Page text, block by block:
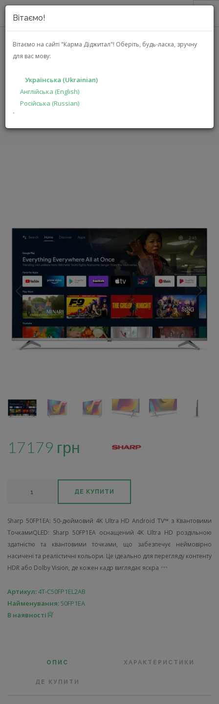
Вітаємо!
Вітаємо на сайті "Карма Діджитал"! Оберіть, будь-ласка, зручну
для вас мову:
Українська (Ukrainian)
Англійська (English)
Російська (Russian)
`
ПРО НАС
АКЦІЇ
РІШЕННЯ
ВИРОБНИКАМ
C50FP1EL2AB)
ГОЛОВНА КАТАЛОГ
17179 грн
ДЕ КУПИТИ
Sharp 50FP1EA: 50-дюймовий 4K Ultra HD Android TV™ з Квантовими
ТочкамиQLED: Sharp 50FP1EA оснащений 4K Ultra HD роздільною
здатністю та квантовими точками, що забезпечує неймовірно
насичені та реалістичні кольори. Це ідеально для перегляду контенту
HDR або Dolby Vision, де кожен кадр виглядає яскра
Артикул:4T-C50FP1EL2AB
Найменування:50FP1EA
В наявності
ОПИС ХАРАКТЕРИСТИКИ
ДЕ КУПИТИ